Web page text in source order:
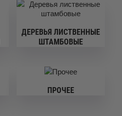
ДЕРЕВЬЯ ЛИСТВЕННЫЕ
ШТАМБОВЫЕ
ПРОЧЕЕ